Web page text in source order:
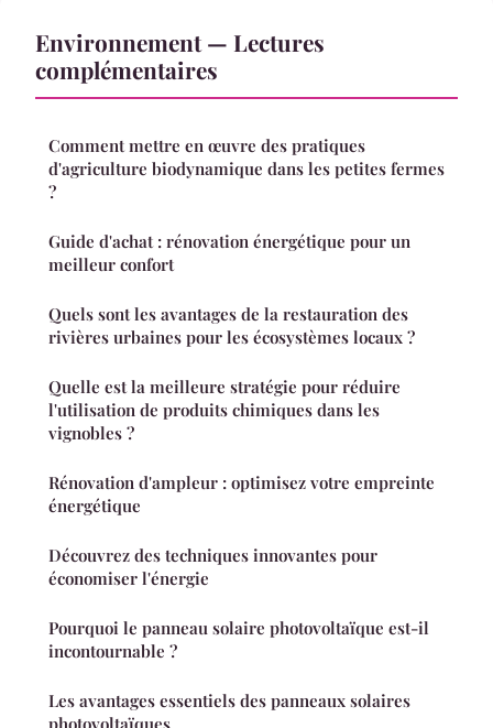
Environnement — Lectures
complémentaires
Comment mettre en œuvre des pratiques
d'agriculture biodynamique dans les petites fermes
?
Guide d'achat : rénovation énergétique pour un
meilleur confort
Quels sont les avantages de la restauration des
rivières urbaines pour les écosystèmes locaux ?
Quelle est la meilleure stratégie pour réduire
l'utilisation de produits chimiques dans les
vignobles ?
Rénovation d'ampleur : optimisez votre empreinte
énergétique
Découvrez des techniques innovantes pour
économiser l'énergie
Pourquoi le panneau solaire photovoltaïque est-il
incontournable ?
Les avantages essentiels des panneaux solaires
photovoltaïques